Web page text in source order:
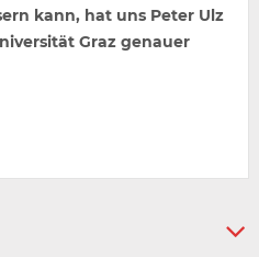
kann, hat uns Peter Ulz
Graz genauer